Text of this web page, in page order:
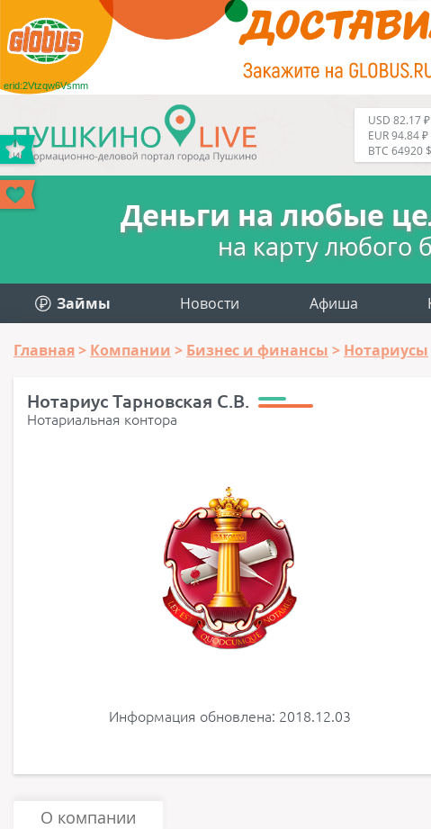
erid:2Vtzqw6Vsmm
USD 82.17 ₽
EUR 94.84 ₽
BTC 64920 $
Деньги на любые
на карту любого
Займы Новости Афиша
Главная Компании Бизнес и финансы Нотариусы
Нотариус Тарновская С.В.
Нотариальная контора
Информация обновлена: 2018.12.03
О компании